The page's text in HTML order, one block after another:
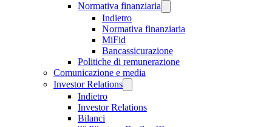
Normativa finanziaria
Indietro
Normativa finanziaria
MiFid
Bancassicurazione
Politiche di remunerazione
Comunicazione e media
Investor Relations
Indietro
Investor Relations
Bilanci